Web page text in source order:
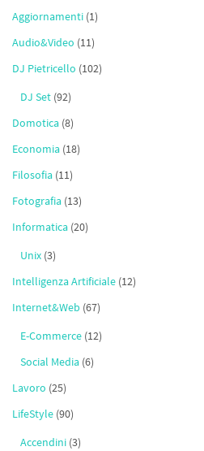
Aggiornamenti (1)
Audio&Video (11)
DJ Pietricello (102)
DJ Set (92)
Domotica (8)
Economia (18)
Filosofia (11)
Fotografia (13)
Informatica (20)
Unix (3)
Intelligenza Artificiale (12)
Internet&Web (67)
E-Commerce (12)
Social Media (6)
Lavoro (25)
LifeStyle (90)
Accendini (3)